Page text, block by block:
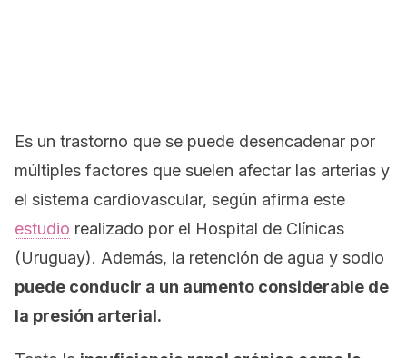
Es un trastorno que se puede desencadenar por
múltiples factores que suelen afectar las arterias y
el sistema cardiovascular, según afirma este
estudio realizado por el Hospital de Clínicas
(Uruguay). Además, la retención de agua y sodio
puede conducir a un aumento considerable de
la presión arterial.